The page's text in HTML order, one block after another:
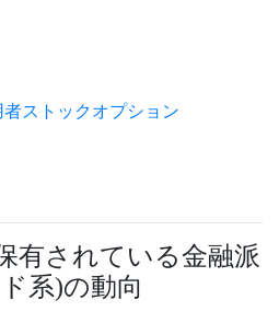
ストックオプション
有されている金融派
系)の動向